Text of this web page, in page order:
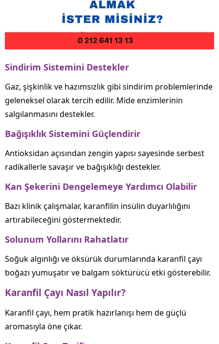
Sindirim Sistemini Destekler
Gaz, şişkinlik ve hazımsızlık gibi sindirim problemlerinde
geleneksel olarak tercih edilir. Mide enzimlerinin
salgılanmasını destekler.
Bağışıklık Sistemini Güçlendirir
Antioksidan açısından zengin yapısı sayesinde serbest
radikallerle savaşır ve bağışıklığı destekler.
Kan Şekerini Dengelemeye Yardımcı Olabilir
Bazı klinik çalışmalar, karanfilin insülin duyarlılığını
artırabileceğini göstermektedir.
Solunum Yollarını Rahatlatır
Soğuk algınlığı ve öksürük durumlarında karanfil çayı
boğazı yumuşatır ve balgam söktürücü etki gösterebilir.
Karanfil Çayı Nasıl Yapılır?
Karanfil çayı, hem pratik hazırlanışı hem de güçlü
aromasıyla öne çıkar.